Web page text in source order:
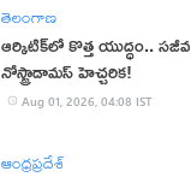
తెలంగాణ
ఆర్కిటిక్‌లో కొత్త యుద్ధం.. సజీవ
నోస్ట్రాడామస్ హెచ్చరిక!
Aug 01, 2026, 04:08 IST
ఆంధ్రప్రదేశ్